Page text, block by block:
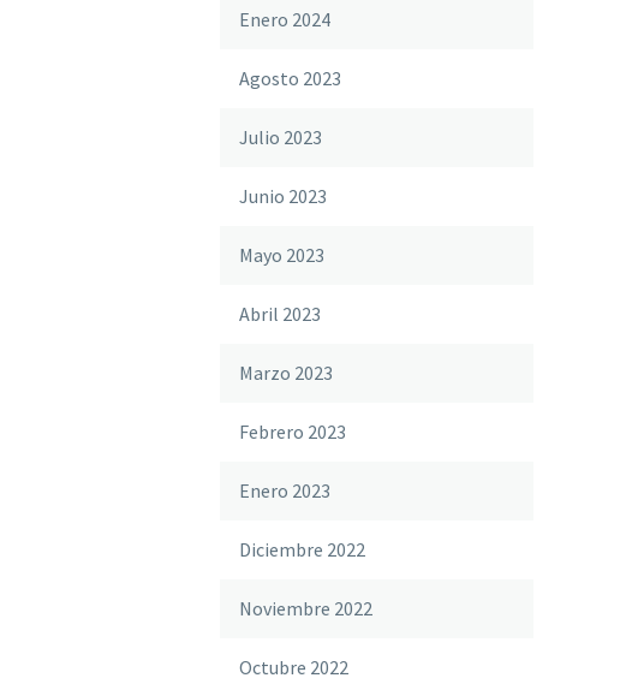
Enero 2024
Agosto 2023
Julio 2023
Junio 2023
Mayo 2023
Abril 2023
Marzo 2023
Febrero 2023
Enero 2023
Diciembre 2022
Noviembre 2022
Octubre 2022